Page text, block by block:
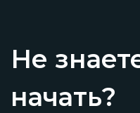
Не
начать?